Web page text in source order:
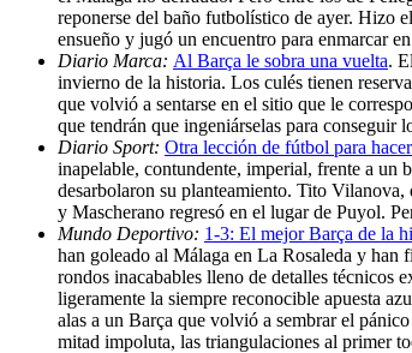
reponerse del baño futbolístico de ayer. Hizo
ensueño y jugó un encuentro para enmarcar
Diario Marca: Al Barça le sobra una vuelta.
invierno de la historia. Los culés tienen
que volvió a sentarse en el sitio que le
que tendrán que ingeniárselas para
Diario Sport: Otra lección de fútbol para
inapelable, contundente, imperial, frente a un
desarbolaron su planteamiento. Tito
y Mascherano regresó en el lugar de Puyol.
Mundo Deportivo: 1-3: El mejor Barça de la
han goleado al Málaga en La Rosaleda y han
rondos inacabables lleno de detalles técnicos
ligeramente la siempre reconocible apuesta
alas a un Barça que volvió a sembrar el
mitad impoluta, las triangulaciones al primer